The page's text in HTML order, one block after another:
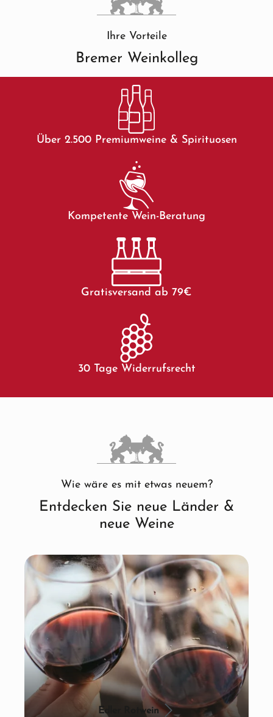
Ihre Vorteile
Bremer Weinkolleg
Über 2.500 Premiumweine & Spirituosen
Kompetente Wein-Beratung
Gratisversand ab 79€
30 Tage Widerrufsrecht
Wie wäre es mit etwas neuem?
Entdecken Sie neue Länder &
neue Weine
Edler Rotwein